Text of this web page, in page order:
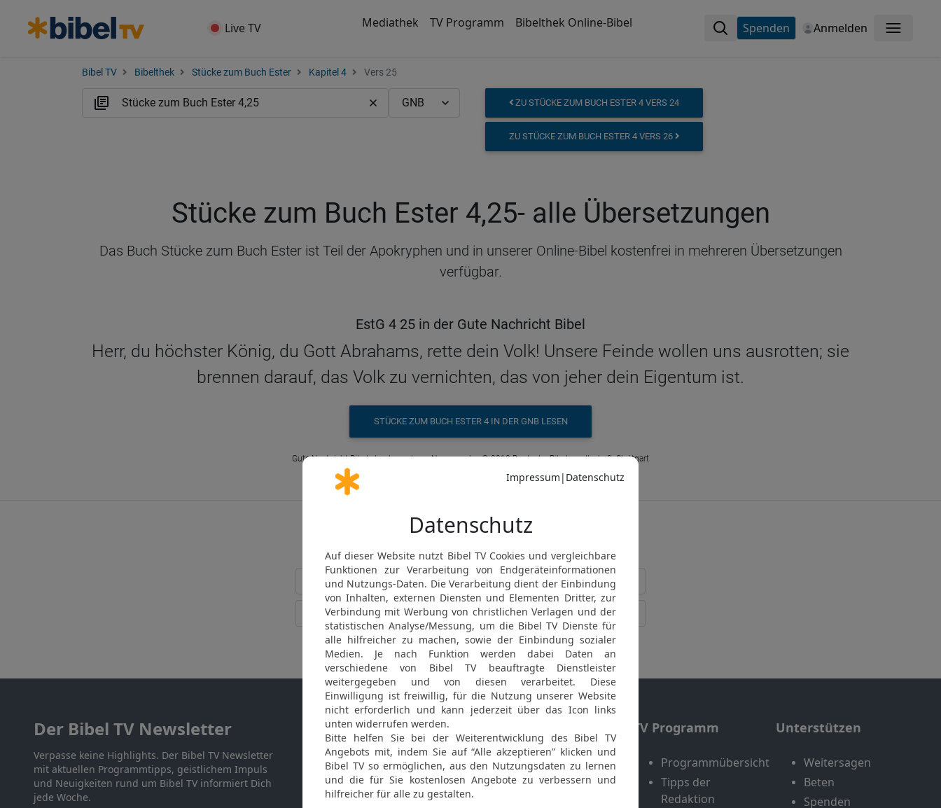
Live TV Mediathek TV Programm Bibelthek Online-Bibel Spenden Anmelden Menü
Bibel TV Bibelthek Stücke zum Buch Ester Kapitel 4 Vers 25
ZU STÜCKE ZUM BUCH ESTER 4 VERS 24
ZU STÜCKE ZUM BUCH ESTER 4 VERS 26
Stücke zum Buch Ester 4,25- alle Übersetzungen
Das Buch Stücke zum Buch Ester ist Teil der Apokryphen und in unserer Online-Bibel kostenfrei in mehreren Übersetzungen
verfügbar.
EstG 4 25 in der Gute Nachricht Bibel
Herr, du höchster König, du Gott Abrahams, rette dein Volk! Unsere Feinde wollen uns ausrotten; sie
brennen darauf, das Volk zu vernichten, das von jeher dein Eigentum ist.
STÜCKE ZUM BUCH ESTER 4 IN DER GNB LESEN
Gute Nachricht Bibel, durchgesehene Neuausgabe, © 2018 Deutsche Bibelgesellschaft, Stuttgart
Möchtest du uns Feedback geben?
Bewertung der Bibelthek
FEEDBACK SENDEN
Der Bibel TV Newsletter
Verpasse keine Highlights. Der Bibel TV Newsletter
mit aktuellen Programmtipps, geistlichem Impuls
und Neuigkeiten rund um Bibel TV informiert Dich
jede Woche.
Mediathek
Mehr entdecken
Exklusiv
Genres
Bibel TV
Bibel TV Impuls
TV Programm
Programmübersicht
Tipps der
Redaktion
Unterstützen
Weitersagen
Beten
Spenden